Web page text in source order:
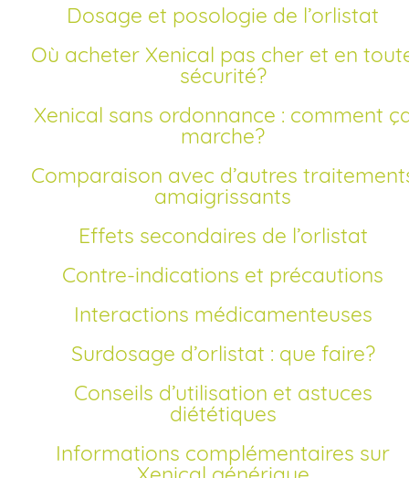
Dosage et posologie de l’orlistat
Où acheter Xenical pas cher et en toute
sécurité?
Xenical sans ordonnance : comment ça
marche?
Comparaison avec d’autres traitements
amaigrissants
Effets secondaires de l’orlistat
Contre-indications et précautions
Interactions médicamenteuses
Surdosage d’orlistat : que faire?
Conseils d’utilisation et astuces
diététiques
Informations complémentaires sur